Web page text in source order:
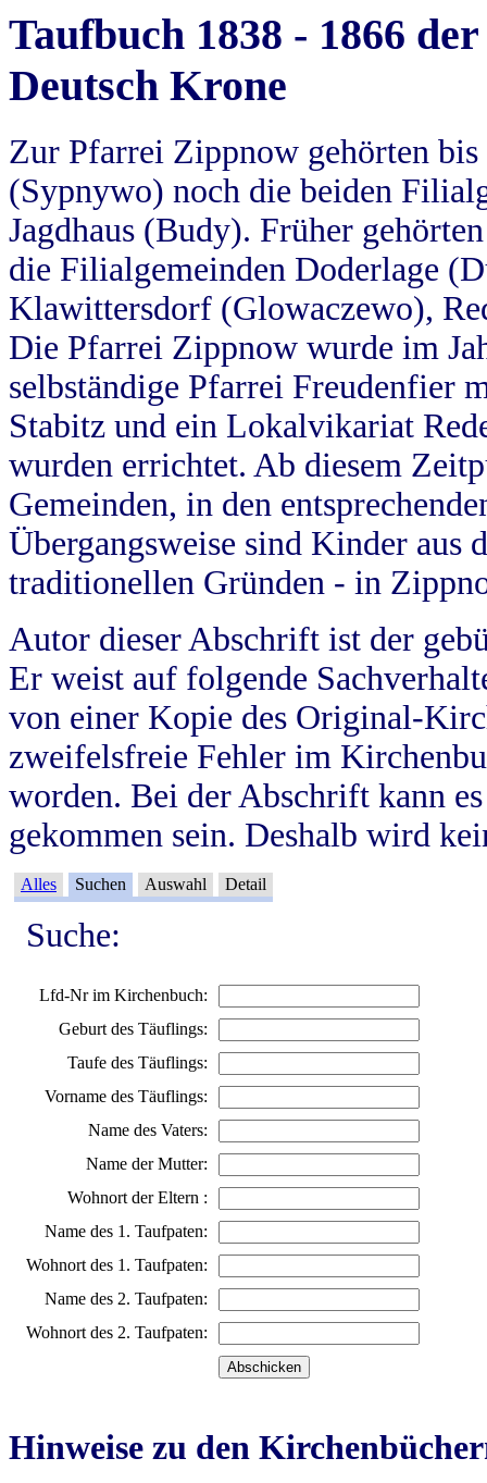
Taufbuch 1838 - 1866
Deutsch Krone
Zur Pfarrei Zippnow gehörten
(Sypnywo) noch die beiden
Jagdhaus (Budy). Früher
die Filialgemeinden Doderlage
Klawittersdorf (Glowaczewo),
Die Pfarrei Zippnow wurde im
selbständige Pfarrei Freudenfier
Stabitz und ein Lokalvikariat
wurden errichtet. Ab diesem
Gemeinden, in den
Übergangsweise sind Kinder aus
traditionellen Gründen - in
Autor dieser Abschrift ist der
Er weist auf folgende
von einer Kopie des Original-
zweifelsfreie Fehler im
worden. Bei der Abschrift kann
gekommen sein. Deshalb wird
Alles Suchen Auswahl Detail
Suche:
Lfd-Nr im Kirchenbuch:
Geburt des Täuflings:
Taufe des Täuflings:
Vorname des Täuflings:
Name des Vaters:
Name der Mutter:
Wohnort der Eltern :
Name des 1. Taufpaten:
Wohnort des 1. Taufpaten:
Name des 2. Taufpaten:
Wohnort des 2. Taufpaten:
Hinweise zu den